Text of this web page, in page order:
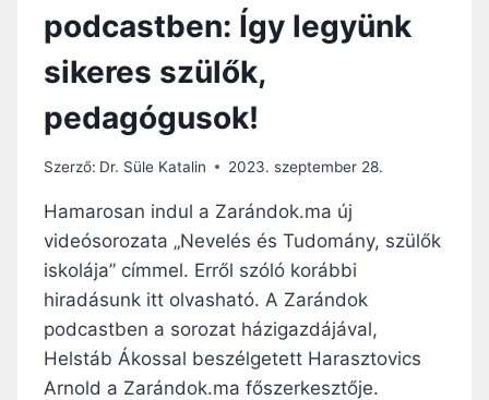
podcastben: Így legyünk
sikeres szülők,
pedagógusok!
Szerző: Dr. Süle Katalin 2023. szeptember 28.
Hamarosan indul a Zarándok.ma új
videósorozata „Nevelés és Tudomány, szülők
iskolája” címmel. Erről szóló korábbi
hiradásunk itt olvasható. A Zarándok
podcastben a sorozat házigazdájával,
Helstáb Ákossal beszélgetett Harasztovics
Arnold a Zarándok.ma főszerkesztője.